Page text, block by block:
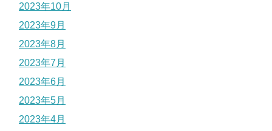
2023年10月
2023年9月
2023年8月
2023年7月
2023年6月
2023年5月
2023年4月